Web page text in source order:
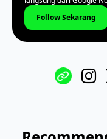
Follow Sekarang